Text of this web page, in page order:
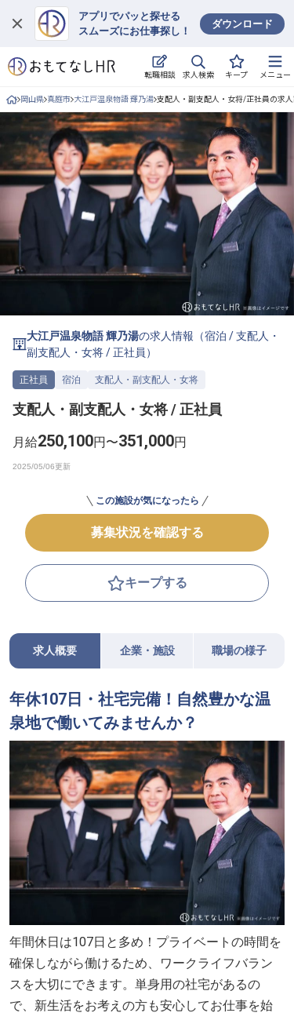
アプリでパッと探せる
スムーズにお仕事探し！
ダウンロード
転職相談 求人検索 キープ メニュー
ログイン
求人・施設を探す
キープした求人
就職・転職 合同説明会
おもてなしHRについて
ご利用の流れ
よくある質問
ホテル・宿泊業界情報コラム
無料 転職サポートに申し込む
採用をお考えの企業様へ
岡山県 真庭市 大江戸温泉物語 輝乃湯 支配人・副支配人・女将/正社員の求人
大江戸温泉物語 輝乃湯の求人情報（宿泊 /支配人・
副支配人・女将/正社員 ）
正社員 宿泊 支配人・副支配人・女将
支配人・副支配人・女将 / 正社員
月給250,100円〜351,000円
この施設が気になったら
募集状況を確認する
キープする
求人概要 企業・施設 職場の様子
年休107日・社宅完備！自然豊かな温
泉地で働いてみませんか？
年間休日は107日と多め！プライベートの時間を
確保しながら働けるため、ワークライフバラン
スを大切にできます。単身用の社宅があるの
で、新生活をお考えの方も安心してお仕事を始